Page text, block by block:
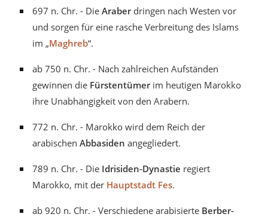
697 n. Chr. - Die Araber dringen nach Westen vor
und sorgen für eine rasche Verbreitung des Islams
im „Maghreb“.
ab 750 n. Chr. - Nach zahlreichen Aufständen
gewinnen die Fürstentümerim heutigen Marokko
ihre Unabhängigkeit von den Arabern.
772 n. Chr. - Marokko wird dem Reich der
arabischen Abbasiden angegliedert.
789 n. Chr. - Die Idrisiden-Dynastie regiert
Marokko, mit der Hauptstadt Fes.
ab 920 n. Chr. - Verschiedene arabisierte Berber-